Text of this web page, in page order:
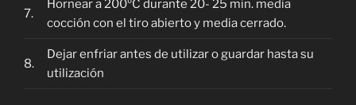
7.
Hornear a 200ºC durante 20- 25 min. media
cocción con el tiro abierto y media cerrado.
8.
Dejar enfriar antes de utilizar o guardar hasta su
utilización